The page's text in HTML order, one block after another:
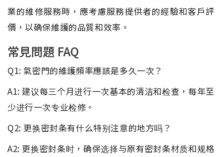
業的維修服務時，應考慮服務提供者的經驗和客戶評
價，以确保維護的品質和效率。
常見問題 FAQ
Q1: 氣密門的維護頻率應該是多久一次？
A1: 建议每三个月进行一次基本的清洁和检查，每年至
少进行一次专业检修。
Q2: 更换密封条有什么特别注意的地方吗？
A2: 更换密封条时，确保选择与原有密封条材质和规格